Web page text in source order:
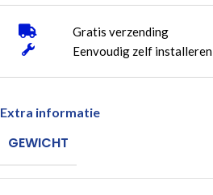
Gratis verzending
Eenvoudig zelf installeren
Extra informatie
GEWICHT